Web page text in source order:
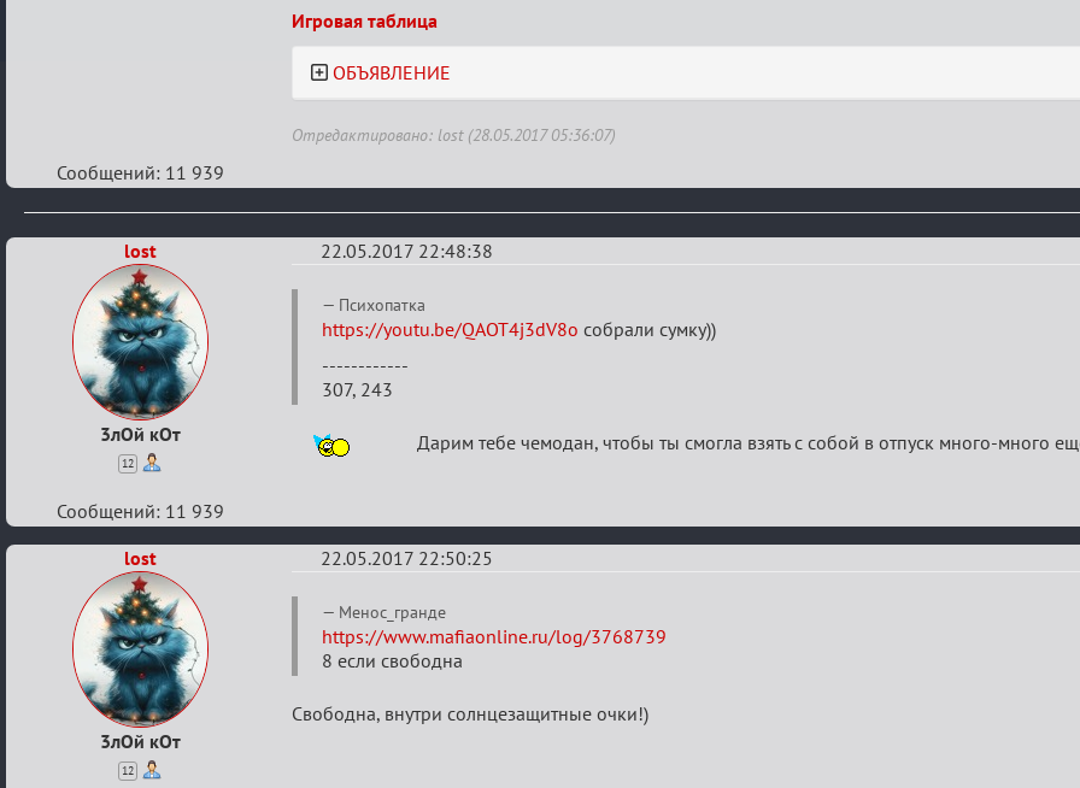
Игровая таблица
ОБЪЯВЛЕНИЕ
Отредактировано: lost (28.05.2017 05:36:07)
Сообщений: 11 939
lost
3лОй кОт
12
22.05.2017 22:48:38
Re:
Летний
ажиотаж
Психопатка
https://youtu.be/QAOT4j3dV8o собрали сумку))
------------
307, 243
Дарим тебе чемодан, чтобы ты смогла взять с собой в отпуск много-много
Сообщений: 11 939
lost
3лОй кОт
12
22.05.2017 22:50:25
Re:
Летний
ажиотаж
Менос_гранде
https://www.mafiaonline.ru/log/3768739
8 если свободна
Свободна, внутри солнцезащитные очки!)